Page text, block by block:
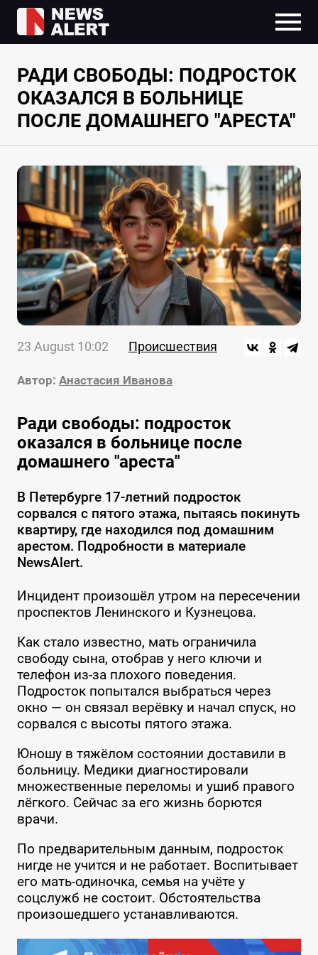
РАДИ СВОБОДЫ: ПОДРОСТОК
ОКАЗАЛСЯ В БОЛЬНИЦЕ
ПОСЛЕ ДОМАШНЕГО "АРЕСТА"
23 August 10:02 Происшествия
Автор: Анастасия Иванова
Ради свободы: подросток
оказался в больнице после
домашнего "ареста"
В Петербурге 17-летний подросток
сорвался с пятого этажа, пытаясь покинуть
квартиру, где находился под домашним
арестом. Подробности в материале
NewsAlert.
Инцидент произошёл утром на пересечении
проспектов Ленинского и Кузнецова.
Как стало известно, мать ограничила
свободу сына, отобрав у него ключи и
телефон из-за плохого поведения.
Подросток попытался выбраться через
окно — он связал верёвку и начал спуск, но
сорвался с высоты пятого этажа.
Юношу в тяжёлом состоянии доставили в
больницу. Медики диагностировали
множественные переломы и ушиб правого
лёгкого. Сейчас за его жизнь борются
врачи.
По предварительным данным, подросток
нигде не учится и не работает. Воспитывает
его мать-одиночка, семья на учёте у
соцслужб не состоит. Обстоятельства
произошедшего устанавливаются.